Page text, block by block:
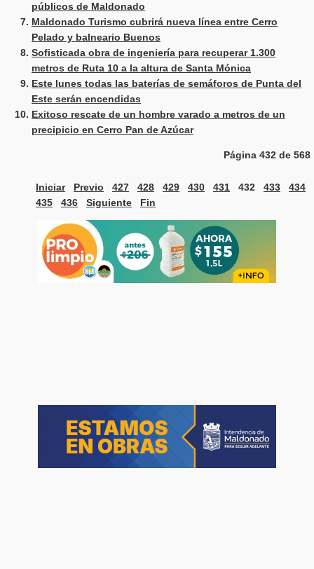
públicos de Maldonado
Maldonado Turismo cubrirá nueva línea entre Cerro
Pelado y balneario Buenos
Sofisticada obra de ingeniería para recuperar 1.300
metros de Ruta 10 a la altura de Santa Mónica
Este lunes todas las baterías de semáforos de Punta del
Este serán encendidas
Exitoso rescate de un hombre varado a metros de un
precipicio en Cerro Pan de Azúcar
Página 432 de 568
Iniciar Previo 427 428 429 430 431 432 433
434
435
436 Siguiente Fin